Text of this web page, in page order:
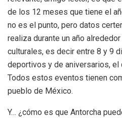
de los 12 meses que tiene el
no es el punto, pero datos
realiza durante un año
culturales, es decir entre 8 y 9
deportivos y de aniversarios, el
Todos estos eventos tienen
pueblo de México.
Y… ¿cómo es que Antorcha